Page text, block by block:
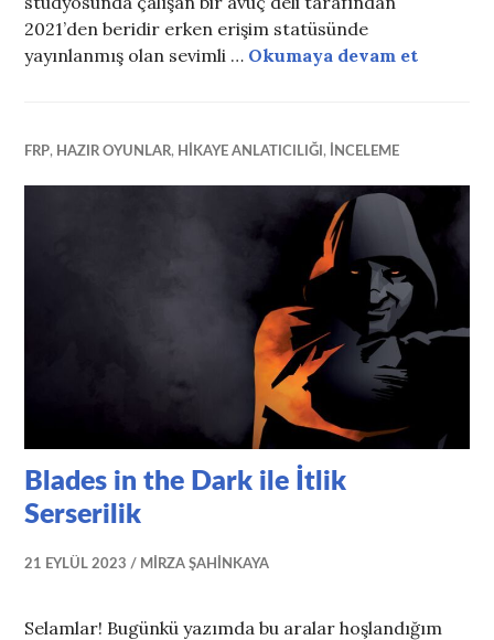
2021’den beridir erken erişim statüsünde
yayınlanmış olan sevimli … Okumaya devam etOynu-
FRP, HAZIR OYUNLAR, HIKAYE ANLATICILIĞI , INCELEME
Blades in the Dark ile İtlik
Serserilik
21 EYLÜL 2023 MIRZA ŞAHINKAYA
Selamlar! Bugünkü yazımda bu aralar hoşlandığım